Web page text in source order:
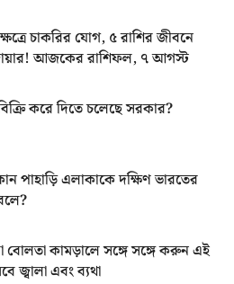
চাকরির যোগ, ৫ রাশির জীবনে
আজকের রাশিফল, ৭ আগস্ট
করে দিতে চলেছে সরকার?
পাহাড়ি এলাকাকে দক্ষিণ ভারতের
বোলতা কামড়ালে সঙ্গে সঙ্গে করুন এই
জ্বালা এবং ব্যথা